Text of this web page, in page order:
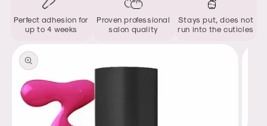
Skip to
information
Perfect adhesion for
up to 4 weeks
Proven professional
salon quality
Stays put, does not
run into the cuticles